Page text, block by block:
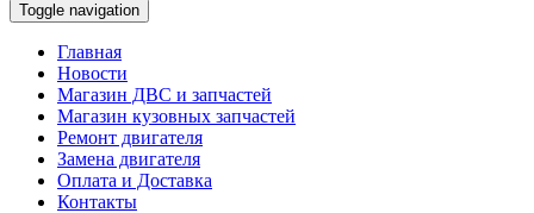
Toggle navigation
Главная
Новости
Магазин ДВС и запчастей
Магазин кузовных запчастей
Ремонт двигателя
Замена двигателя
Оплата и Доставка
Контакты